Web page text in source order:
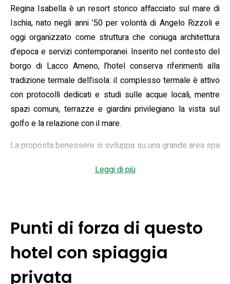
Regina Isabella è un resort storico affacciato sul mare di
Ischia, nato negli anni ’50 per volontà di Angelo Rizzoli e
oggi organizzato come struttura che coniuga architettura
d’epoca e servizi contemporanei. Inserito nel contesto del
borgo di Lacco Ameno, l’hotel conserva riferimenti alla
tradizione termale dell’isola: il complesso termale è attivo
con protocolli dedicati e studi sulle acque locali, mentre
spazi comuni, terrazze e giardini privilegiano la vista sul
golfo e la relazione con il mare.
La proposta benessere si sviluppa su una grande area spa
trattamenti, integrata da un centro fitness e due campi da
guidato dallo chef stellato Pasquale Palamaro, oltre al
ristorante Sporting affacciato sulla zona piscina: tutte le
sale puntano su prodotti locali e pescato, con scenari di
servizio che privilegiano terrazze e affacci sul mare.
Leggi di più
Punti di forza di questo
hotel con spiaggia
privata